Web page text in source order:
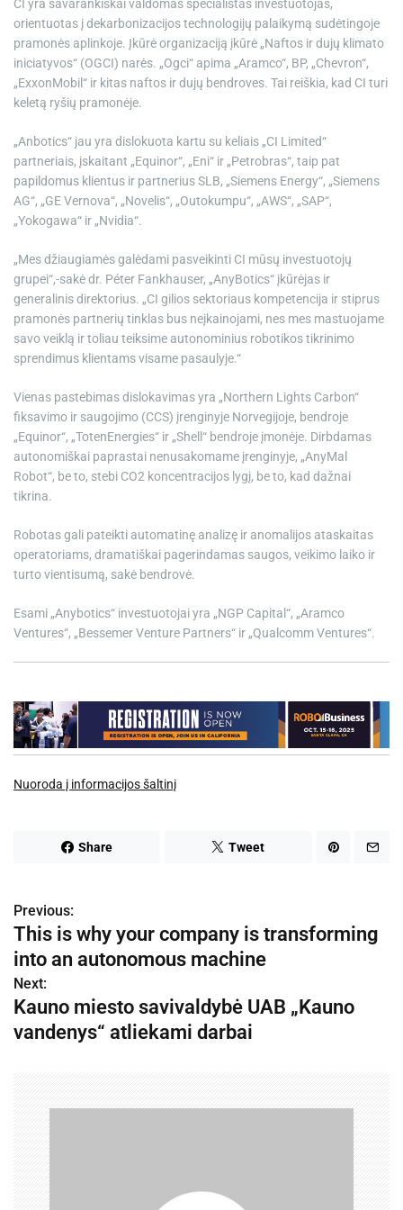
CI yra savarankiškai valdomas specialistas investuotojas,
orientuotas į dekarbonizacijos technologijų palaikymą sudėtingoje
pramonės aplinkoje. Įkūrė organizaciją įkūrė „Naftos ir dujų klimato
iniciatyvos“ (OGCI) narės. „Ogci“ apima „Aramco“, BP, „Chevron“,
„ExxonMobil“ ir kitas naftos ir dujų bendroves. Tai reiškia, kad CI turi
keletą ryšių pramonėje.
„Anbotics“ jau yra dislokuota kartu su keliais „CI Limited“
partneriais, įskaitant „Equinor“, „Eni“ ir „Petrobras“, taip pat
papildomus klientus ir partnerius SLB, „Siemens Energy“, „Siemens
AG“, „GE Vernova“, „Novelis“, „Outokumpu“, „AWS“, „SAP“,
„Yokogawa“ ir „Nvidia“.
„Mes džiaugiamės galėdami pasveikinti CI mūsų investuotojų
grupei“,-sakė dr. Péter Fankhauser, „AnyBotics“ įkūrėjas ir
generalinis direktorius. „CI gilios sektoriaus kompetencija ir stiprus
pramonės partnerių tinklas bus neįkainojami, nes mes mastuojame
savo veiklą ir toliau teiksime autonominius robotikos tikrinimo
sprendimus klientams visame pasaulyje.“
Vienas pastebimas dislokavimas yra „Northern Lights Carbon“
fiksavimo ir saugojimo (CCS) įrenginyje Norvegijoje, bendroje
„Equinor“, „TotenEnergies“ ir „Shell“ bendroje įmonėje. Dirbdamas
autonomiškai paprastai nenusakomame įrenginyje, „AnyMal
Robot“, be to, stebi CO2 koncentracijos lygį, be to, kad dažnai
tikrina.
Robotas gali pateikti automatinę analizę ir anomalijos ataskaitas
operatoriams, dramatiškai pagerindamas saugos, veikimo laiko ir
turto vientisumą, sakė bendrovė.
Esami „Anybotics“ investuotojai yra „NGP Capital“, „Aramco
Ventures“, „Bessemer Venture Partners“ ir „Qualcomm Ventures“.
Nuoroda į informacijos šaltinį
Share Tweet
N
a
v
i
Previous:
This is why your company is transforming
into an autonomous machine
Next:
Kauno miesto savivaldybė UAB „Kauno
vandenys“ atliekami darbai